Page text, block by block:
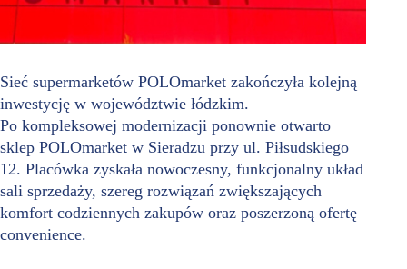
Sieć supermarketów POLOmarket zakończyła kolejną
inwestycję w województwie łódzkim.
Po kompleksowej modernizacji ponownie otwarto
sklep POLOmarket w Sieradzu przy ul. Piłsudskiego
12. Placówka zyskała nowoczesny, funkcjonalny układ
sali sprzedaży, szereg rozwiązań zwiększających
komfort codziennych zakupów oraz poszerzoną ofertę
convenience.